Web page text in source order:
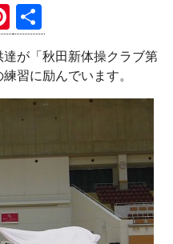
Pi
nt
er
es
有
が「秋田新体操クラブ第
習に励んでいます。